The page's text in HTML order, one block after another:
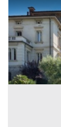
Asta
Megliadino
Offerta minima
20.000 €
Codice
Asta chiusa